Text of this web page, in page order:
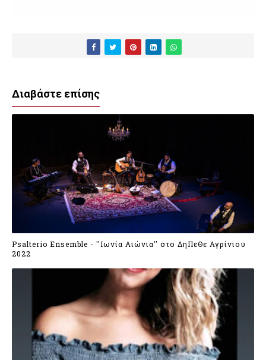
Διαβάστε επίσης
Psalterio Ensemble - ''Ιωνία Αιώνια'' στο ΔηΠεΘε Αγρίνιου
2022